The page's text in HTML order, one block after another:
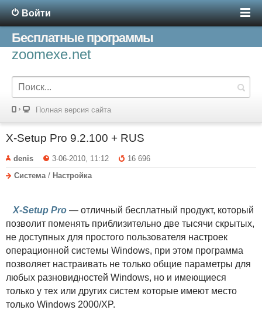
Войти
Бесплатные программы
zoomexe.net
Полная версия сайта
X-Setup Pro 9.2.100 + RUS
denis 3-06-2010, 11:12
16 696
Система / Настройка
X-Setup Pro — отличный бесплатный продукт, который
позволит поменять приблизительно две тысячи скрытых,
не доступных для простого пользователя настроек
операционной системы Windows, при этом программа
позволяет настраивать не только общие параметры для
любых разновидностей Windows, но и имеющиеся
только у тех или других систем которые имеют место
только Windows 2000/XP.